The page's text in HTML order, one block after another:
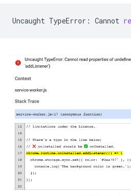
Uncaught TypeError: Cannot